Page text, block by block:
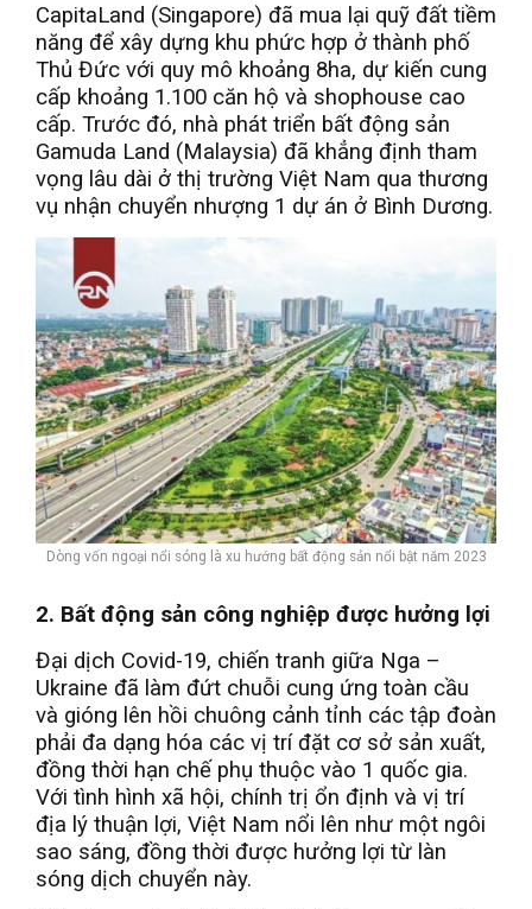
CapitaLand (Singapore) đã mua lại quỹ đất tiềm
năng để xây dựng khu phức hợp ở thành phố
Thủ Đức với quy mô khoảng 8ha, dự kiến cung
cấp khoảng 1.100 căn hộ và shophouse cao
cấp. Trước đó, nhà phát triển bất động sản
Gamuda Land (Malaysia) đã khẳng định tham
vọng lâu dài ở thị trường Việt Nam qua thương
vụ nhận chuyển nhượng 1 dự án ở Bình Dương.
Dòng vốn ngoại nổi sóng là xu hướng bất động sản nổi bật năm 2023
2. Bất động sản công nghiệp được hưởng lợi
Đại dịch Covid-19, chiến tranh giữa Nga –
Ukraine đã làm đứt chuỗi cung ứng toàn cầu
và gióng lên hồi chuông cảnh tỉnh các tập đoàn
phải đa dạng hóa các vị trí đặt cơ sở sản xuất,
đồng thời hạn chế phụ thuộc vào 1 quốc gia.
Với tình hình xã hội, chính trị ổn định và vị trí
địa lý thuận lợi, Việt Nam nổi lên như một ngôi
sao sáng, đồng thời được hưởng lợi từ làn
sóng dịch chuyển này.